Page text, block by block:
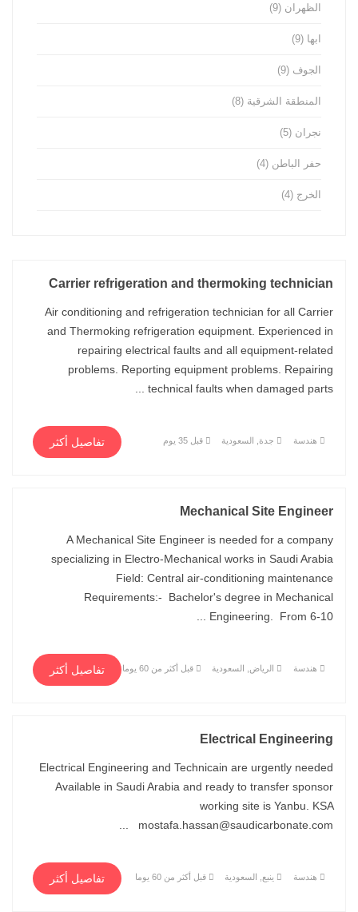
الظهران (9)
ابها (9)
الجوف (9)
المنطقة الشرقية (8)
نجران (5)
حفر الباطن (4)
الخرج (4)
Carrier refrigeration and thermoking technician
Air conditioning and refrigeration technician for all Carrier
and Thermoking refrigeration equipment. Experienced in
repairing electrical faults and all equipment-related
problems. Reporting equipment problems. Repairing
technical faults when damaged parts ...
هندسة جدة, السعودية قبل 35 يوم تفاصيل أكثر
Mechanical Site Engineer
A Mechanical Site Engineer is needed for a company
specializing in Electro-Mechanical works in Saudi Arabia
Field: Central air-conditioning maintenance
Requirements:- Bachelor's degree in Mechanical
Engineering. From 6-10 ...
هندسة الرياض, السعودية قبل أكثر من 60 يوما تفاصيل أكثر
Electrical Engineering
Electrical Engineering and Technicain are urgently needed
Available in Saudi Arabia and ready to transfer sponsor
working site is Yanbu. KSA
mostafa.hassan@saudicarbonate.com ...
هندسة ينبع, السعودية قبل أكثر من 60 يوما تفاصيل أكثر